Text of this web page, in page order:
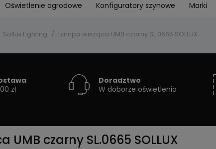
Oświetlenie ogrodowe Konfiguratory szynowe Marki
Sollux Lighting Lampa wisząca UMB czarny SL.0665 SOLLUX
zł
Doradztwo
W doborze oświetlenia
UMB czarny SL.0665 SOLLUX